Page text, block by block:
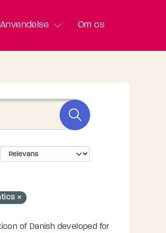
Anvendelse Om os
of Danish developed for